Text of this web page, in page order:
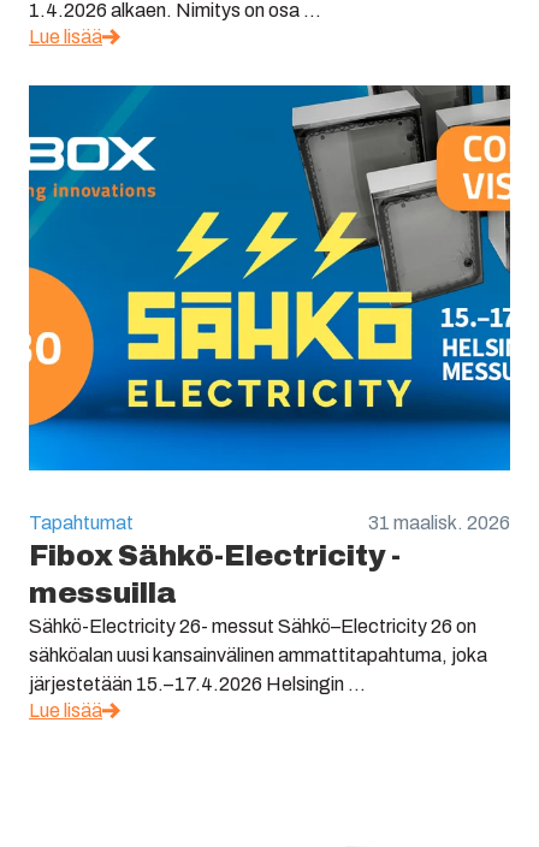
1.4.2026 alkaen. Nimitys on osa ...
Lue lisää
Tapahtumat 31 maalisk. 2026
Fibox Sähkö-Electricity -
messuilla
Sähkö-Electricity 26- messut Sähkö–Electricity 26 on
sähköalan uusi kansainvälinen ammattitapahtuma, joka
järjestetään 15.–17.4.2026 Helsingin ...
Lue lisää